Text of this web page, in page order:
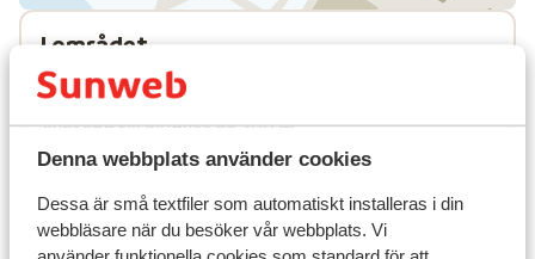
Denna webbplats använder cookies
Dessa är små textfiler som automatiskt installeras i din
webbläsare när du besöker vår webbplats. Vi
I området
Avstånd till centrum: ca 500 m
Avstånd till pist ca 300 m
Avstånd till skidlift ca 300 m
Liftkort/Utrustning/Skidskola
Liftkort